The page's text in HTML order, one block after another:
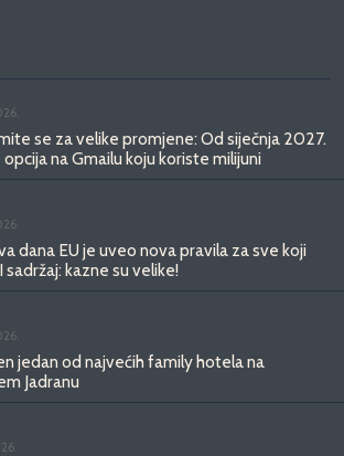
se za velike promjene: Od siječnja 2027.
opcija na Gmailu koju koriste milijuni
dana EU je uveo nova pravila za sve koji
sadržaj: kazne su velike!
jedan od najvećih family hotela na
Jadranu